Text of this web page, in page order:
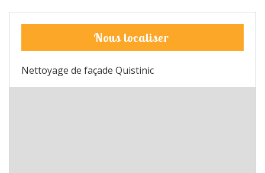
Nous localiser
Nettoyage de façade Quistinic